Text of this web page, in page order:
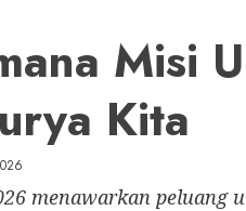
Misi
Kita
menawarkan peluang